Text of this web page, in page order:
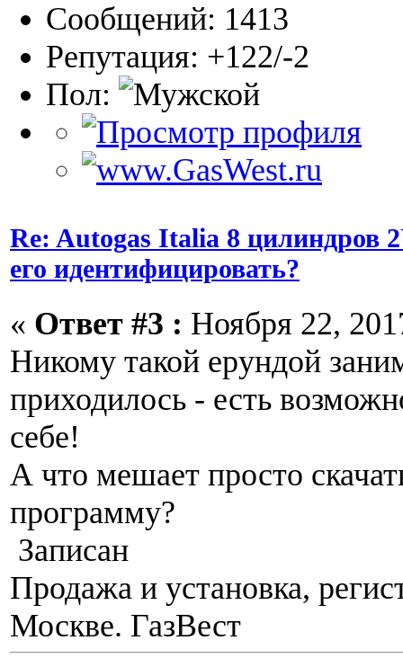
Сообщений: 1413
Репутация: +122/-2
Пол:
Re: Autogas Italia 8 цилиндров
его идентифицировать?
« Ответ #3 : Ноября 22,
Никому такой ерундой
приходилось - есть
себе!
А что мешает просто
программу?
Записан
Продажа и установка,
Москве. ГазВест